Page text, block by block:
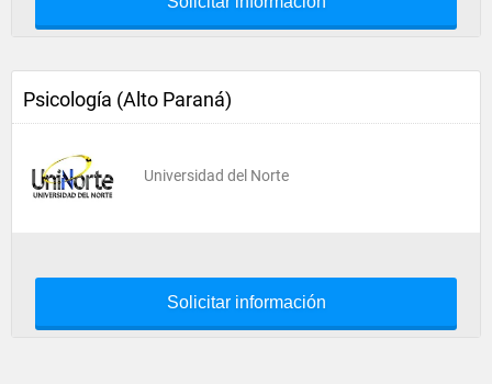
Psicología (Alto Paraná)
Universidad del Norte
Solicitar información